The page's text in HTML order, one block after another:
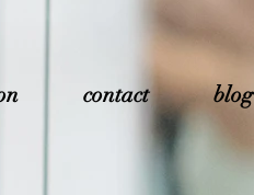
contact blog